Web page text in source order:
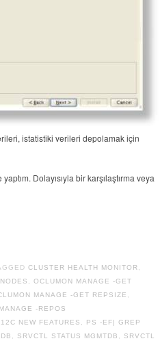
istatistiki verileri depolamak için
Dolayısıyla bir karşılaştırma veya
CLUSTER HEALTH MONITOR
OCLUMON MANAGE -GET
MANAGE -GET REPSIZE
-REPOS
NEW FEATURES
PS -EF| GREP
SRVCTL STATUS MGMTDB
SRVCTL